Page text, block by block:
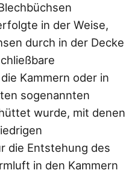
in der Weise,
durch in der Decke
Kammern oder in
sogenannten
wurde, mit denen
die Entstehung des
in den Kammern